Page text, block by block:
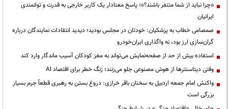
«چرا نباید از شما متنفر باشند؟»؛ پاسخ معنادار یک کاربر خارجی به قدرت و توانمندی
ایرانیان
صمصامی خطاب به پزشکیان: خودتان در مجلس بودید؛ دیدید انتقادات نمایندگان درباره
گران‌سازی ارز بود، نه واگذاری ایران‌خودرو
استفاده بیش از حد از صفحه‌نمایش می‌تواند به مغز کودکان آسیب ماندگار وارد کند
وقتی دیتاسنترها از هوش مصنوعی جلو می‌زنند؛ زنگ خطر برای اقتصاد AI
واکنش امام جمعه اردبیل به سخنان باقر خرازی: دروغ بستن به رهبری قطعاً جرم بسیار
بزرگی است